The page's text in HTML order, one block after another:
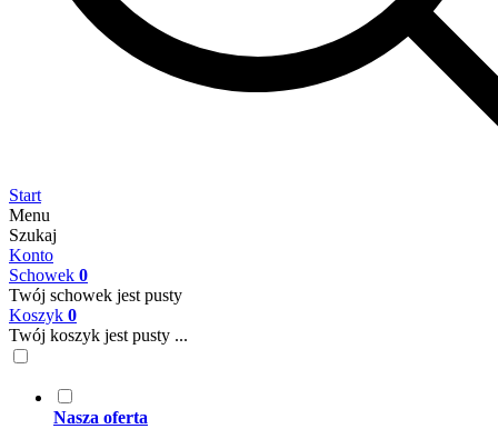
Start
Menu
Szukaj
Konto
Schowek 0
Twój schowek jest pusty
Koszyk 0
Twój koszyk jest pusty ...
Nasza oferta